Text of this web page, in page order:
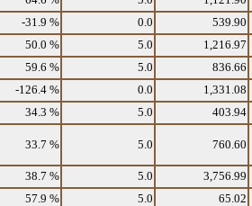
-31.9 % 0.0 539.90
50.0 % 5.0 1,216.97
59.6 % 5.0 836.66
-126.4 % 0.0 1,331.08
34.3 % 5.0 403.94
33.7 % 5.0 760.60
38.7 % 5.0 3,756.99
57.9 % 5.0 65.02